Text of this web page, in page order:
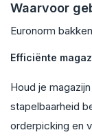
Waarvoor
Euronorm
Efficiënte
Houd je
stapelbaarheid
orderpicking en